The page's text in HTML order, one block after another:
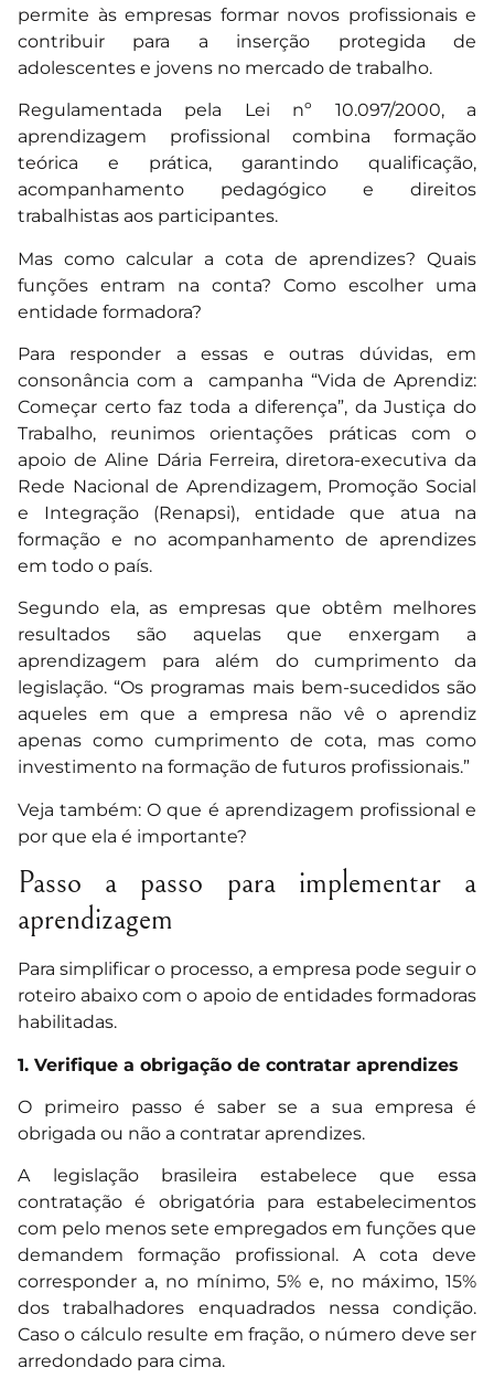
permite às empresas formar novos profissionais e
contribuir para a inserção protegida de
adolescentes e jovens no mercado de trabalho.
Regulamentada pela Lei nº 10.097/2000, a
aprendizagem profissional combina formação
teórica e prática, garantindo qualificação,
acompanhamento pedagógico e direitos
trabalhistas aos participantes.
Mas como calcular a cota de aprendizes? Quais
funções entram na conta? Como escolher uma
entidade formadora?
Para responder a essas e outras dúvidas, em
consonância com a campanha “Vida de Aprendiz:
Começar certo faz toda a diferença”, da Justiça do
Trabalho, reunimos orientações práticas com o
apoio de Aline Dária Ferreira, diretora-executiva da
Rede Nacional de Aprendizagem, Promoção Social
e Integração (Renapsi), entidade que atua na
formação e no acompanhamento de aprendizes
em todo o país.
Segundo ela, as empresas que obtêm melhores
resultados são aquelas que enxergam a
aprendizagem para além do cumprimento da
legislação. “Os programas mais bem-sucedidos são
aqueles em que a empresa não vê o aprendiz
apenas como cumprimento de cota, mas como
investimento na formação de futuros profissionais.”
Veja também: O que é aprendizagem profissional e
por que ela é importante?
Passo a passo para implementar a
aprendizagem
Para simplificar o processo, a empresa pode seguir o
roteiro abaixo com o apoio de entidades formadoras
habilitadas.
1. Verifique a obrigação de contratar aprendizes
O primeiro passo é saber se a sua empresa é
obrigada ou não a contratar aprendizes.
A legislação brasileira estabelece que essa
contratação é obrigatória para estabelecimentos
com pelo menos sete empregados em funções que
demandem formação profissional. A cota deve
corresponder a, no mínimo, 5% e, no máximo, 15%
dos trabalhadores enquadrados nessa condição.
Caso o cálculo resulte em fração, o número deve ser
arredondado para cima.